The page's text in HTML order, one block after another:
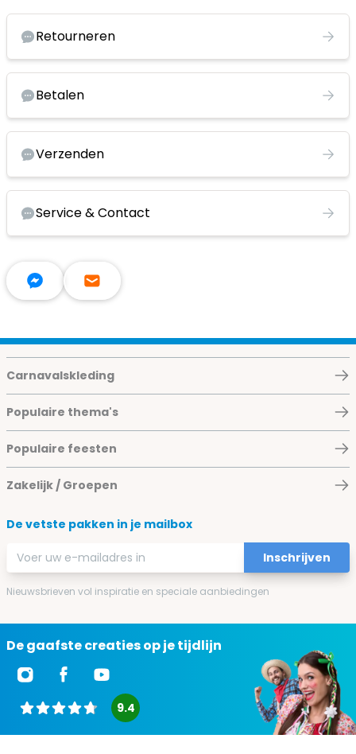
Retourneren
Betalen
Verzenden
Service & Contact
Carnavalskleding
Populaire thema's
Populaire feesten
Zakelijk / Groepen
De vetste pakken in je mailbox
Inschrijven
Nieuwsbrieven vol inspiratie en speciale aanbiedingen
De gaafste creaties op je tijdlijn
9.4